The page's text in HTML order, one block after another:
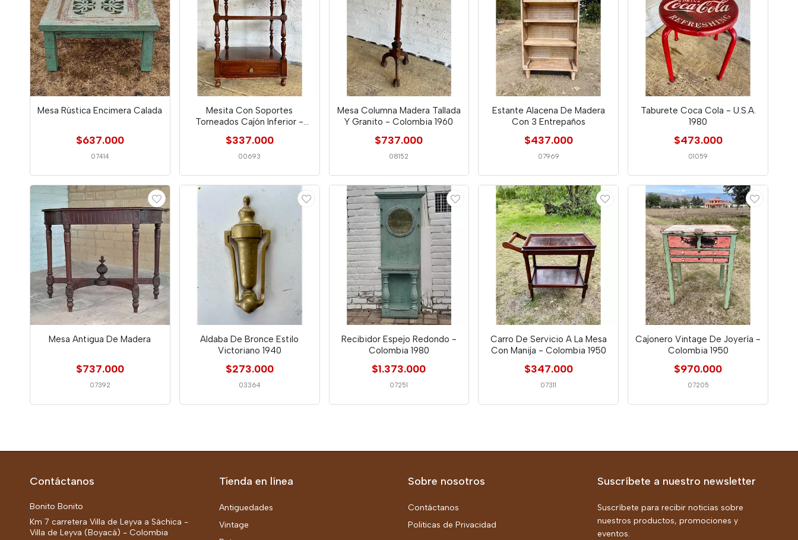
Mesa Rústica Encimera Calada
$637.000
07414
Mesita Con Soportes
Torneados Cajón Inferior -
Colombia 1950
$337.000
00693
Mesa Columna Madera Tallada
Y Granito - Colombia 1960
$737.000
08152
Estante Alacena De Madera
Con 3 Entrepaños
$437.000
07969
Taburete Coca Cola - U.S.A.
1980
$473.000
01059
Mesa Antigua De Madera
$737.000
07392
Aldaba De Bronce Estilo
Victoriano 1940
$273.000
03364
Recibidor Espejo Redondo -
Colombia 1980
$1.373.000
07251
Carro De Servicio A La Mesa
Con Manija - Colombia 1950
$347.000
07311
Cajonero Vintage De Joyería -
Colombia 1950
$970.000
07205
Contáctanos
Bonito Bonito
Km 7 carretera Villa de Leyva a Sáchica -
Villa de Leyva (Boyacá) - Colombia
Tienda en línea
Antiguedades
Vintage
Sobre nosotros
Contáctanos
Politicas de Privacidad
Suscríbete a nuestro newsletter
Suscríbete para recibir noticias sobre
nuestros productos, promociones y
eventos.